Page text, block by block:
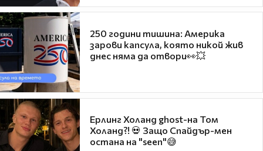
250 години тишина: Америка
зарови капсула, която никой жив
днес няма да отвори👀💥
Ерлинг Холанд ghost-на Том
Холанд?! 💀 Защо Спайдър-мен
остана на "seen"😅